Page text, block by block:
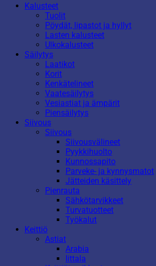
Kalusteet
Tuolit
Pöydät, lipastot ja hyllyt
Lasten kalusteet
Ulkokalusteet
Säilytys
Laatikot
Korit
Kenkätelineet
Vaatesäilytys
Vesiastiat ja ämpärit
Piensäilytys
Siivous
Siivous
Siivousvälineet
Pyykkihuolto
Kunnossapito
Parveke- ja kynnysmatot
Jätteiden käsittely
Pienrauta
Sähkötarvikkeet
Turvatuotteet
Työkalut
Keittiö
Astiat
Arabia
Iittala